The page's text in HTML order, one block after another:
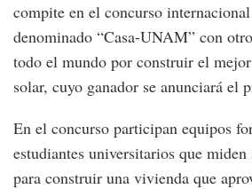
compite en el concurso
denominado “Casa-UNAM” con
todo el mundo por construir el
solar, cuyo ganador se anunciará el
En el concurso participan equipos
estudiantes universitarios que miden
para construir una vivienda que